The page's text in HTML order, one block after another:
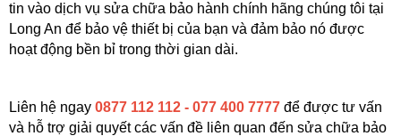
tin vào dịch vụ sửa chữa bảo hành chính hãng chúng tôi tại
Long An để bảo vệ thiết bị của bạn và đảm bảo nó được
hoạt động bền bỉ trong thời gian dài.
Liên hệ ngay 0877 112 112 - 077 400 7777 để được tư vấn
và hỗ trợ giải quyết các vấn đề liên quan đến sửa chữa bảo